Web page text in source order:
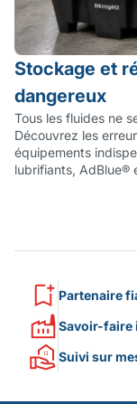
Stockage et
dangereux
Tous les fluides ne
Découvrez les
équipements
lubrifiants, AdBlue®
Partenaire
Savoir-faire
Suivi sur